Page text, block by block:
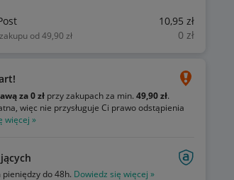
10,95 zł
od 49,90 zł 0 zł
za 0 zł przy zakupach za min. 49,90 zł.
więc nie przysługuje Ci prawo odstąpienia
więcej »
do 48h. Dowiedz się więcej »